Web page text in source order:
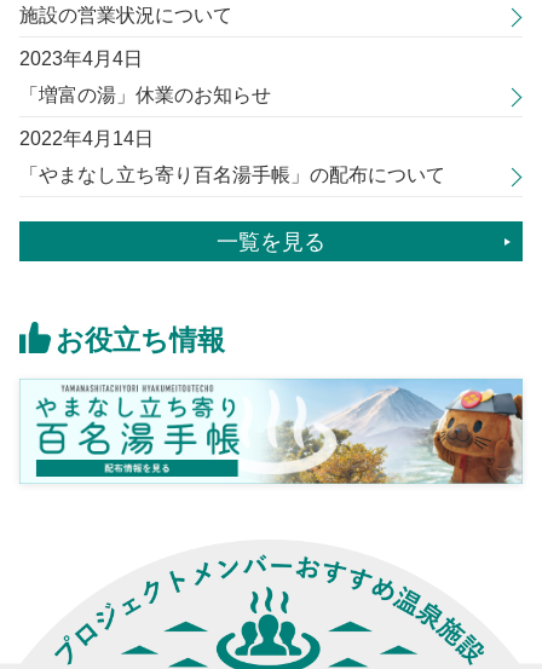
施設の営業状況について
2023年4月4日
「増富の湯」休業のお知らせ
2022年4月14日
「やまなし立ち寄り百名湯手帳」の配布について
一覧を見る
お役立ち情報